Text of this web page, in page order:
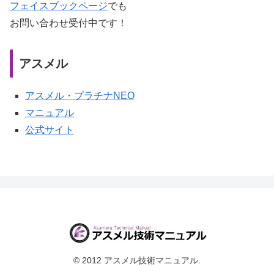
フェイスブックページでも
お問い合わせ受付中です！
アスメル
アスメル・プラチナNEO
マニュアル
公式サイト
© 2012 アスメル技術マニュアル.